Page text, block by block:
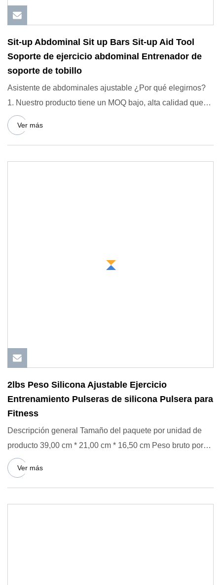
Sit-up Abdominal Sit up Bars Sit-up Aid Tool
Soporte de ejercicio abdominal Entrenador de
soporte de tobillo
Asistente de abdominales ajustable ¿Por qué elegirnos?
1. Nuestro producto tiene un MOQ bajo, alta calidad que
cumple c
Ver más
2lbs Peso Silicona Ajustable Ejercicio
Entrenamiento Pulseras de silicona Pulsera para
Fitness
Descripción general Tamaño del paquete por unidad de
producto 39,00 cm * 21,00 cm * 16,50 cm Peso bruto por
unidad de pr
Ver más